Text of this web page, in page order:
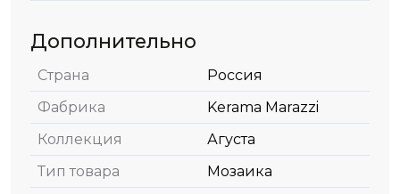
Дополнительно
Страна
Россия
Фабрика
Kerama Marazzi
Коллекция
Агуста
Тип товара
Мозаика